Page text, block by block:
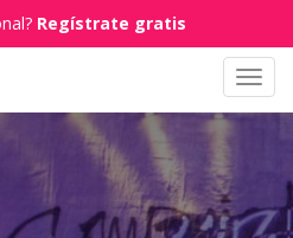
Regístrate gratis